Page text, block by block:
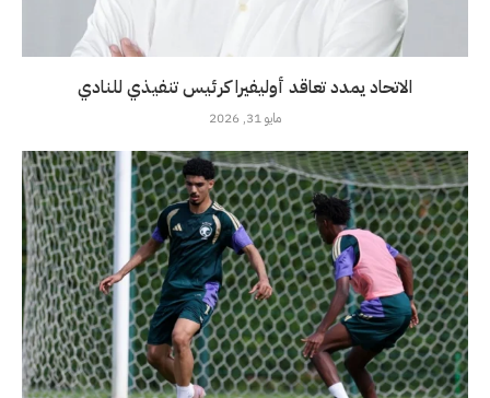
الاتحاد يمدد تعاقد أوليفيرا كرئيس تنفيذي للنادي
مايو 31, 2026